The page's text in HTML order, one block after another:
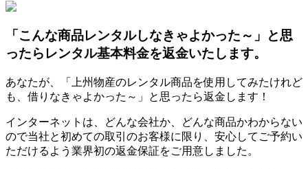
「こんな商品レンタルしなきゃよかった～」と思
ったらレンタル基本料金を返金いたします。
あなたが、「上州物産のレンタル商品を使用してみたけれど
も、借りなきゃよかった～」と思ったら返金します！
インターネットは、どんな会社か、どんな商品かわからない
ので当社と初めての取引のお客様に限り、安心してご予約い
ただけるよう業界初の返金保証をご用意しました。